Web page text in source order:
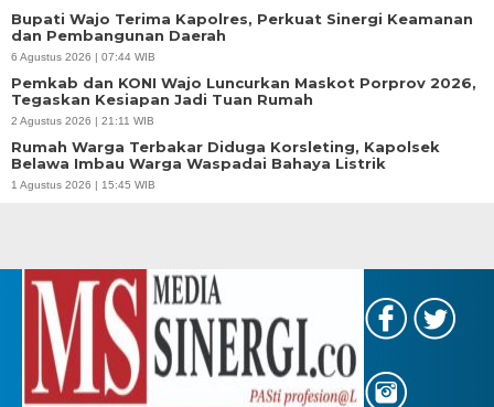
Bupati Wajo Terima Kapolres, Perkuat Sinergi Keamanan
dan Pembangunan Daerah
6 Agustus 2026 | 07:44 WIB
Pemkab dan KONI Wajo Luncurkan Maskot Porprov 2026,
Tegaskan Kesiapan Jadi Tuan Rumah
2 Agustus 2026 | 21:11 WIB
Rumah Warga Terbakar Diduga Korsleting, Kapolsek
Belawa Imbau Warga Waspadai Bahaya Listrik
1 Agustus 2026 | 15:45 WIB